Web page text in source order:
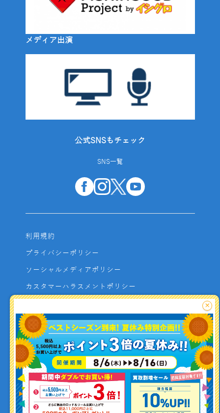
釣り情報を
投稿する
メディア出演
公式SNSもチェック
SNS一覧
利用規約
プライバシーポリシー
ソーシャルメディアポリシー
カスタマーハラスメントポリシー
よくあるご質問
お問い合わせ
利用者資金の保全方法
×